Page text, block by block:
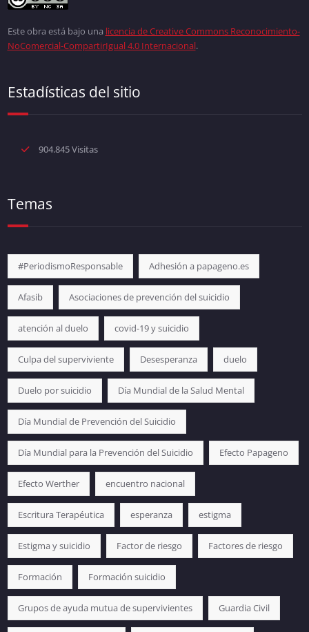
Este obra está bajo una licencia de Creative Commons Reconocimiento-
NoComercial-CompartirIgual 4.0 Internacional.
Estadísticas del sitio
904.845 Visitas
Temas
#PeriodismoResponsable Adhesión a papageno.es
Afasib Asociaciones de prevención del suicidio
atención al duelo covid-19 y suicidio
Culpa del superviviente Desesperanza duelo
Duelo por suicidio Día Mundial de la Salud Mental
Día Mundial de Prevención del Suicidio
Día Mundial para la Prevención del Suicidio Efecto Papageno
Efecto Werther encuentro nacional
Escritura Terapéutica esperanza estigma
Estigma y suicidio Factor de riesgo Factores de riesgo
Formación Formación suicidio
Grupos de ayuda mutua de supervivientes Guardia Civil